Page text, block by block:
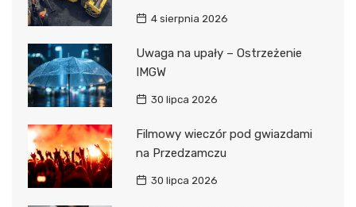
4 sierpnia 2026
Uwaga na upały – Ostrzeżenie
IMGW
30 lipca 2026
Filmowy wieczór pod gwiazdami
na Przedzamczu
30 lipca 2026